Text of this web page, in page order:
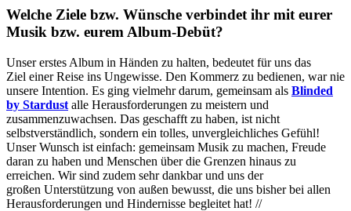
Welche Ziele bzw. Wünsche verbindet ihr mit eurer
Musik bzw. eurem Album-Debüt?
Unser erstes Album in Händen zu halten, bedeutet für uns das
Ziel einer Reise ins Ungewisse. Den Kommerz zu bedienen, war nie
unsere Intention. Es ging vielmehr darum, gemeinsam als Blinded
by Stardust alle Herausforderungen zu meistern und
zusammenzuwachsen. Das geschafft zu haben, ist nicht
selbstverständlich, sondern ein tolles, unvergleichliches Gefühl!
Unser Wunsch ist einfach: gemeinsam Musik zu machen, Freude
daran zu haben und Menschen über die Grenzen hinaus zu
erreichen. Wir sind zudem sehr dankbar und uns der
großen Unterstützung von außen bewusst, die uns bisher bei allen
Herausforderungen und Hindernisse begleitet hat! //